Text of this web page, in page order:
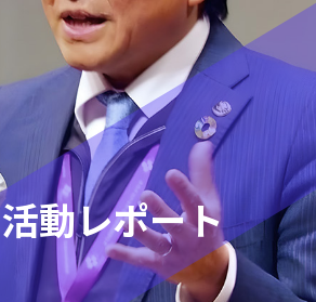
活動レポート